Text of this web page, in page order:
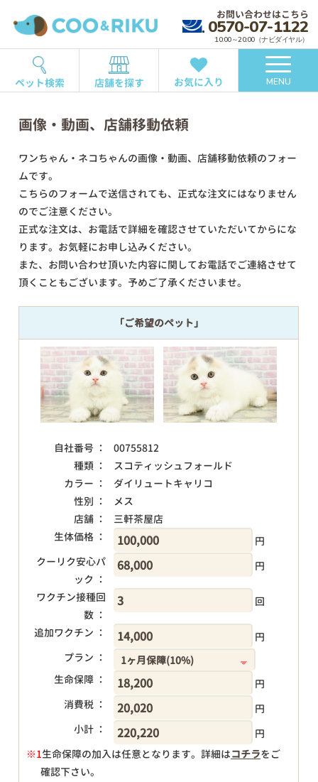
お問い合わせはこちら
0570-07-1122
10:00～20:00（ナビダイヤル）
ペット検索 店舗を探す お気に入り MENU
画像・動画、店舗移動依頼
ワンちゃん・ネコちゃんの画像・動画、店舗移動依頼のフォー
ムです。
こちらのフォームで送信されても、正式な注文にはなりません
のでご注意ください。
正式な注文は、お電話で詳細を確認させていただいてからにな
ります。お気軽にお申し込みください。
また、お問い合わせ頂いた内容に関してお電話でご連絡させて
頂くこともございます。予めご了承くださいませ。
「ご希望のペット」
自社番号 ：
00755812
種類 ：
スコティッシュフォールド
カラー ：
ダイリュートキャリコ
性別 ：
メス
店舗 ：
三軒茶屋店
生体価格 ：
円
クーリク安心パ
ック ：
円
ワクチン接種回
数 ：
回
追加ワクチン ：
円
プラン ：
生命保障 ：
円
消費税 ：
円
小計 ：
円
※1生命保障の加入は任意となります。詳細はコチラをご
確認下さい。